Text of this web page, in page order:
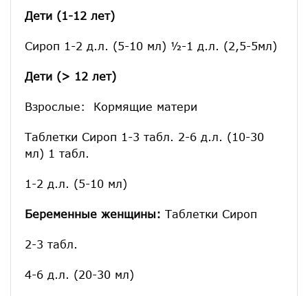
Дети (1-12 лет)
Сироп 1-2 д.л. (5-10 мл) ½-1 д.л. (2,5-5мл)
Дети (> 12 лет)
Взрослые: Кормящие матери
Таблетки Сироп 1-3 табл. 2-6 д.л. (10-30
мл) 1 табл.
1-2 д.л. (5-10 мл)
Беременные женщины: Таблетки Сироп
2-3 табл.
4-6 д.л. (20-30 мл)